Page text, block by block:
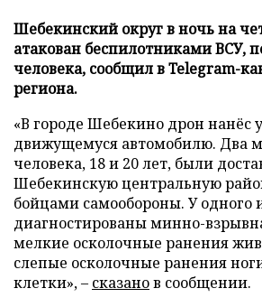
Шебекинский округ в ночь на
атакован беспилотниками ВСУ,
человека, сообщил в Telegram-
региона.
«В городе Шебекино дрон нанёс
движущемуся автомобилю. Два
человека, 18 и 20 лет, были
Шебекинскую центральную
бойцами самообороны. У одного
диагностированы минно-
мелкие осколочные ранения
слепые осколочные ранения
клетки», – сказанов сообщении.